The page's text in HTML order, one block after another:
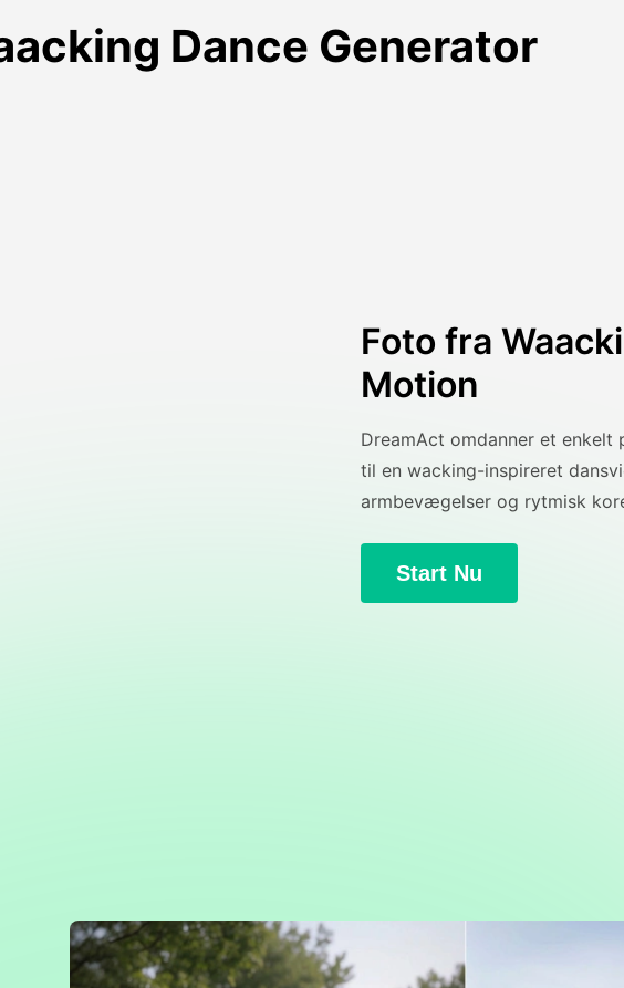
Dance Generator
Foto fra
Motion
DreamAct omdanner et
til en wacking-inspireret
armbevægelser og rytmisk
Start Nu